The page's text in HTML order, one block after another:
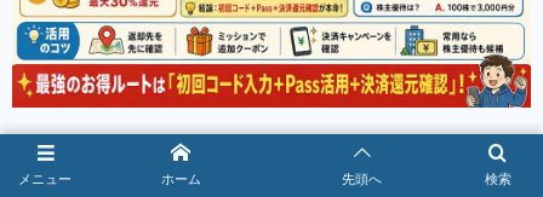
外出前に、招待コード・ChargeSPOT Pass・通常料金・返
メニュー 検索
ホーム 先頭へ